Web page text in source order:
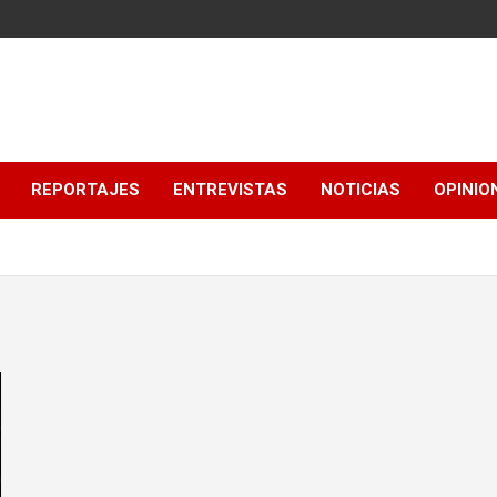
REPORTAJES ENTREVISTAS NOTICIAS